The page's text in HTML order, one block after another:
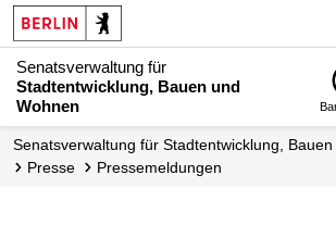
Senatsverwaltung für
Stadtentwicklung, Bauen und
Wohnen
Senats­verwaltung für Stadtentwicklung,
Presse
Pressemeldungen